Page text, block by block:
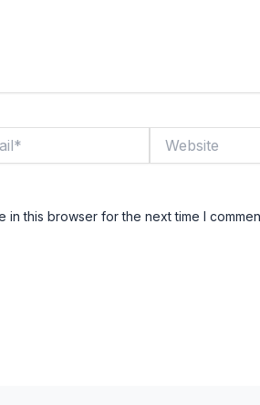
in this browser for the next time I